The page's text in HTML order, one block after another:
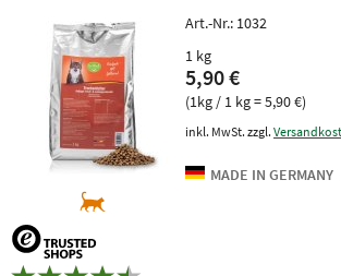
Art.-Nr.: 1032
1 kg
5,90 €
(1kg / 1 kg = 5,90 €)
inkl. MwSt. zzgl.